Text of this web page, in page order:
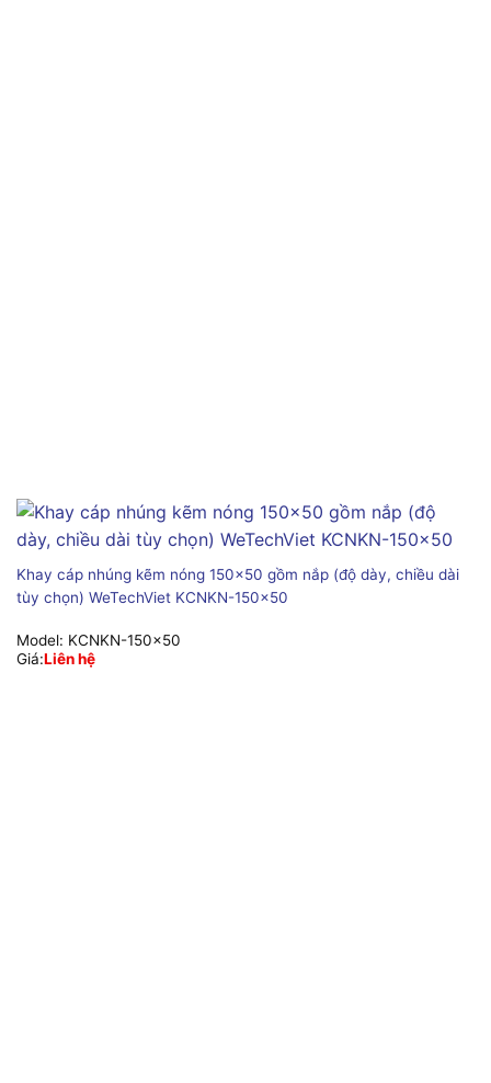
Khay cáp nhúng kẽm nóng 150×50 gồm nắp (độ dày, chiều dài
tùy chọn) WeTechViet KCNKN-150×50
Model: KCNKN-150x50
Giá:Liên hệ